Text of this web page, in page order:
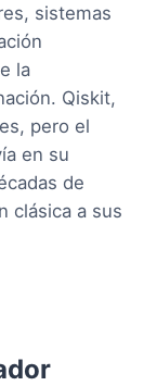
sistemas
la
Qiskit,
pero el
en su
de
clásica a sus